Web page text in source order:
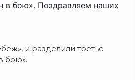
в бою». Поздравляем наших
и разделили третье
бою».